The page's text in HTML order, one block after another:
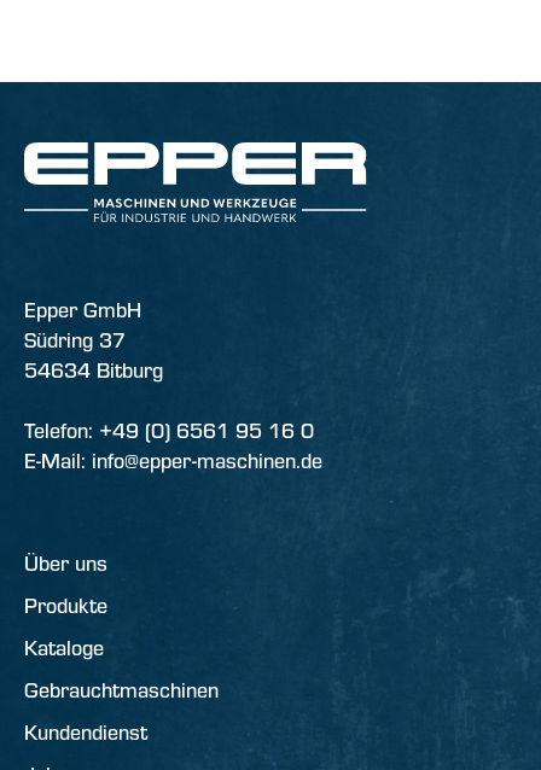
Epper GmbH
Südring 37
54634 Bitburg
Telefon: +49 (0) 6561 95 16 0
E-Mail: info@epper-maschinen.de
Über uns
Produkte
Kataloge
Gebrauchtmaschinen
Kundendienst